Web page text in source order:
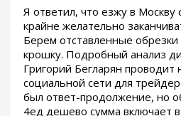
Я ответил, что езжу в Москву
крайне желательно
Берем отставленные
крошку. Подробный анализ
Григорий Бегларян проводит
социальной сети для
был ответ-продолжение, но
4ед дешево сумма включает